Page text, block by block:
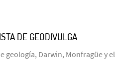
DE GEODIVULGA
geología, Darwin, Monfragüe y el